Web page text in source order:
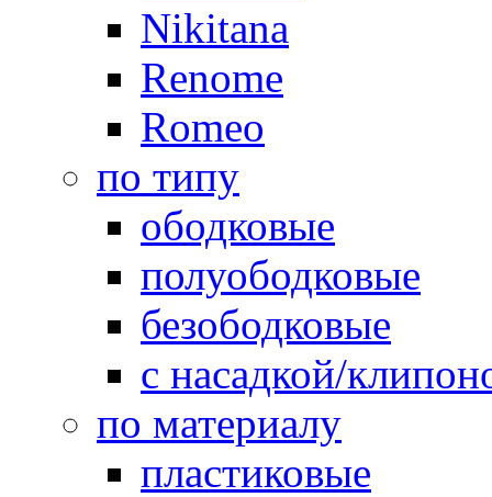
Nikitana
Renome
Romeo
по типу
ободковые
полуободковые
безободковые
с насадкой/
по материалу
пластиковые